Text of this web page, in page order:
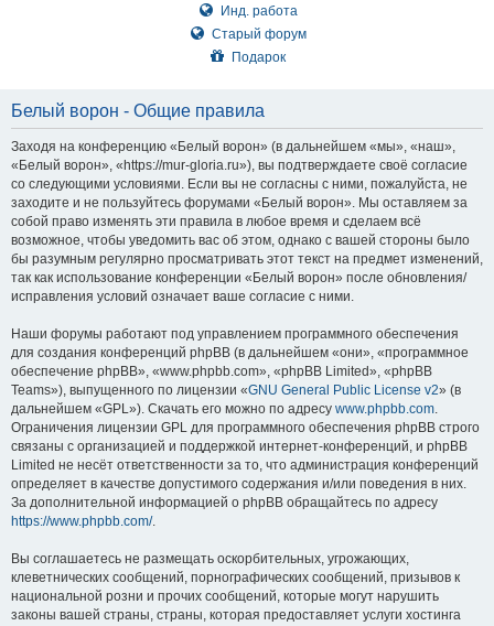
Инд. работа
Старый форум
Подарок
Белый ворон - Общие правила
Заходя на конференцию «Белый ворон» (в дальнейшем «мы», «наш»,
«Белый ворон», «https://mur-gloria.ru»), вы подтверждаете своё согласие
со следующими условиями. Если вы не согласны с ними, пожалуйста, не
заходите и не пользуйтесь форумами «Белый ворон». Мы оставляем за
собой право изменять эти правила в любое время и сделаем всё
возможное, чтобы уведомить вас об этом, однако с вашей стороны было
бы разумным регулярно просматривать этот текст на предмет изменений,
так как использование конференции «Белый ворон» после обновления/
исправления условий означает ваше согласие с ними.
Наши форумы работают под управлением программного обеспечения
для создания конференций phpBB (в дальнейшем «они», «программное
обеспечение phpBB», «www.phpbb.com», «phpBB Limited», «phpBB
Teams»), выпущенного по лицензии «GNU General Public License v2» (в
дальнейшем «GPL»). Скачать его можно по адресу www.phpbb.com
Ограничения лицензии GPL для программного обеспечения phpBB строго
связаны с организацией и поддержкой интернет-конференций, и phpBB
Limited не несёт ответственности за то, что администрация конференций
определяет в качестве допустимого содержания и/или поведения в них.
За дополнительной информацией о phpBB обращайтесь по адресу
https://www.phpbb.com/.
Вы соглашаетесь не размещать оскорбительных, угрожающих,
клеветнических сообщений, порнографических сообщений, призывов к
национальной розни и прочих сообщений, которые могут нарушить
законы вашей страны, страны, которая предоставляет услуги хостинга